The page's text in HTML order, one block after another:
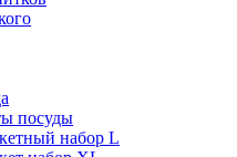
посуды
набор L